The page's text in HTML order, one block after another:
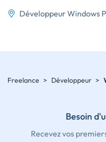
Développeur Windows
Freelance > Développeur >
Besoin
Recevez vos